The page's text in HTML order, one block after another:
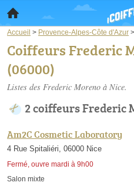
Accueil > Provence-Alpes-Côte d'Azur >
Coiffeurs Frederic
(06000)
Listes des Frederic Moreno à Nice.
2 coiffeurs Frederic
Am2C Cosmetic Laboratory
4 Rue Spitaliéri, 06000 Nice
Fermé, ouvre mardi à 9h00
Salon mixte